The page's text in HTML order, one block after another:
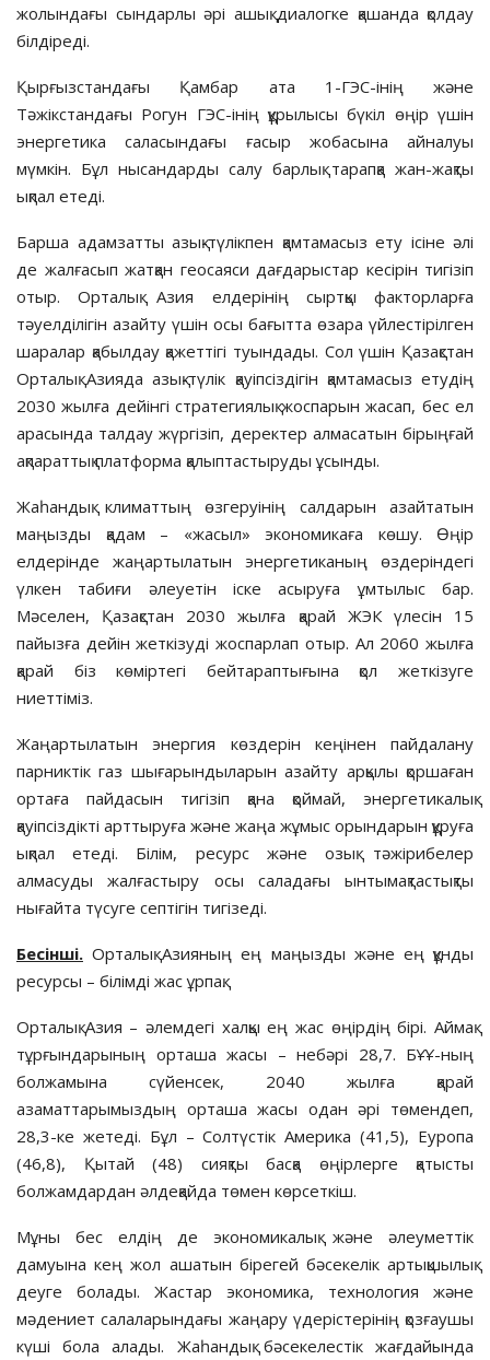
жолындағы сындарлы әрі ашық диалогке қашанда қолдау
білдіреді.
Қырғызстандағы Қамбар ата 1-ГЭС-інің және
Тәжікстандағы Рогун ГЭС-інің құрылысы бүкіл өңір үшін
энергетика саласындағы ғасыр жобасына айналуы
мүмкін. Бұл нысандарды салу барлық тарапқа жан-жақты
ықпал етеді.
Барша адамзатты азық-түлікпен қамтамасыз ету ісіне әлі
де жалғасып жатқан геосаяси дағдарыстар кесірін тигізіп
отыр. Орталық Азия елд­ері­нің сыртқы факторларға
тәуелділі­гін азайту үшін осы бағытта өзара үй­лес­тірілген
шаралар қабылдау қажет­­тігі туындады. Сол үшін Қазақ­стан
Орталық Азияда азық-түлік қауіпсіздігін қамтамасыз етудің
2030 жылға дейінгі стратегиялық жоспарын жасап, бес ел
арасында талдау жүргізіп, деректер алмасатын бірыңғай
ақпараттық платформа қалыптастыруды ұсынды.
Жаһандық климаттың өзгеруінің салдарын азайтатын
маңызды қадам – «жасыл» экономикаға көшу. Өңір
елдерінде жаңартылатын энер­ге­тиканың өздеріндегі
үлкен табиғи әлеуетін іске асыруға ұмтылыс бар.
Мәселен, Қазақстан 2030 жылға қарай ЖЭК үлесін 15
пайызға дейін жеткізуді жоспарлап отыр. Ал 2060 жылға
қарай біз көміртегі бей­тараптығына қол жеткізуге
ниеттіміз.
Жаңартылатын энергия көздерін кеңінен пайдалану
парниктік газ шығарындыларын азайту арқылы қоршаған
ортаға пайдасын тигізіп қана қоймай, энергетикалық
қауіпсіздікті арттыруға және жаңа жұмыс орындарын құруға
ықпал етеді. Білім, ресурс және озық тәжірибелер
алмасуды жалғастыру осы саладағы ынты­мақ­тастықты
нығайта түсуге септігін тигізеді.
Бесінші. Орталық Азияның ең маңызды және ең құнды
ресурсы – білімді жас ұрпақ.
Орталық Азия – әлемдегі хал­қы ең жас өңірдің бірі. Аймақ
тұрғын­дарының орташа жасы – небәрі 28,7. БҰҰ-ның
болжамына сүйенсек, 2040 жылға қарай
азаматтарымыздың орташа жасы одан әрі төмендеп,
28,3-ке жетеді. Бұл – Солтүстік Америка (41,5), Еуропа
(46,8), Қытай (48) сияқты басқа өңірлерге қатысты
болжамдардан әлдеқайда төмен көрсеткіш.
Мұны бес елдің де экономикалық және әлеуметтік
дамуына кең жол аша­тын бірегей бәсекелік артық­шы­лық
деу­ге болады. Жастар экономика, технология және
мәдениет сала­ла­рын­дағы жаңару үдерістерінің қоз­ғау­шы
күші бола алады. Жаһандық бәсе­келестік жағдайында